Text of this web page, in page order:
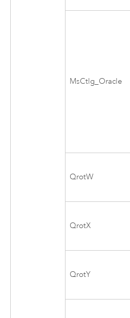
MsCtlg_Oracle
QrotW
QrotX
QrotY